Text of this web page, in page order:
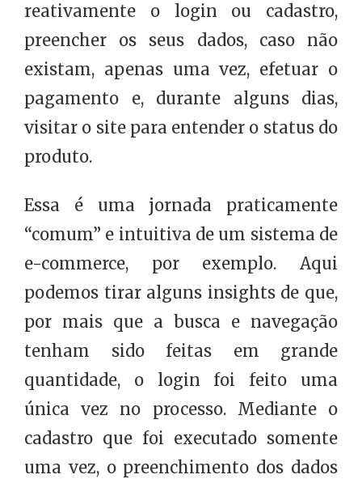
reativamente o login ou cadastro,
preencher os seus dados, caso não
existam, apenas uma vez, efetuar o
pagamento e, durante alguns dias,
visitar o site para entender o status do
produto.
Essa é uma jornada praticamente
“comum” e intuitiva de um sistema de
e-commerce, por exemplo. Aqui
podemos tirar alguns insights de que,
por mais que a busca e navegação
tenham sido feitas em grande
quantidade, o login foi feito uma
única vez no processo. Mediante o
cadastro que foi executado somente
uma vez, o preenchimento dos dados